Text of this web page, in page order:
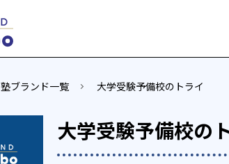
塾ブランド一覧 大学受験予備校のトライ
大学受験予備校の